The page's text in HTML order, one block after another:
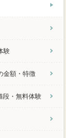
験
金額・特徴
段・無料体験